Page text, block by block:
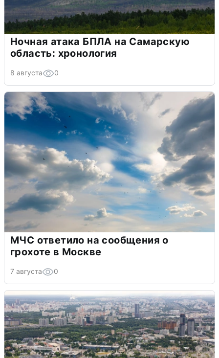
Ночная атака БПЛА на Самарскую
область: хронология
8 августа 0
МЧС ответило на сообщения о
грохоте в Москве
7 августа 0